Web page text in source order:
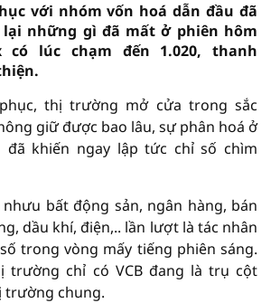
với nhóm vốn hoá dẫn đầu đã
những gì đã mất ở phiên hôm
có lúc chạm đến 1.020, thanh
thị trường mở cửa trong sắc
giữ được bao lâu, sự phân hoá ở
đã khiến ngay lập tức chỉ số chìm
bất động sản, ngân hàng, bán
dầu khí, điện,.. lần lượt là tác nhân
trong vòng mấy tiếng phiên sáng.
trường chỉ có VCB đang là trụ cột
trường chung.